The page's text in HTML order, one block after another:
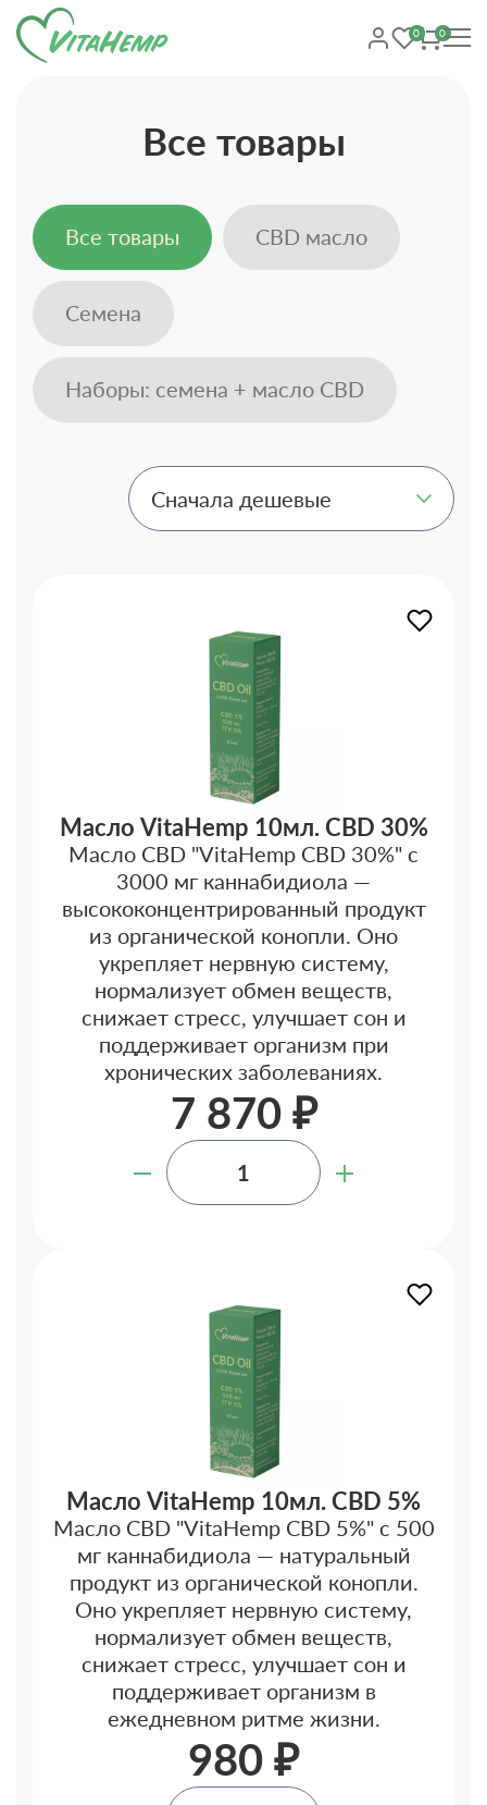
0 0
Все товары
Все товары CBD масло
Семена
Наборы: семена + масло CBD
Масло VitaHemp 10мл. CBD 30%
Масло CBD "VitaHemp CBD 30%" с
3000 мг каннабидиола —
высококонцентрированный продукт
из органической конопли. Оно
укрепляет нервную систему,
нормализует обмен веществ,
снижает стресс, улучшает сон и
поддерживает организм при
хронических заболеваниях.
7 870 ₽
Масло VitaHemp 10мл. CBD 5%
Масло CBD "VitaHemp CBD 5%" с 500
мг каннабидиола — натуральный
продукт из органической конопли.
Оно укрепляет нервную систему,
нормализует обмен веществ,
снижает стресс, улучшает сон и
поддерживает организм в
ежедневном ритме жизни.
980 ₽